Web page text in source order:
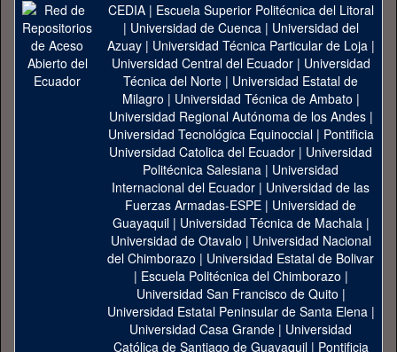
CEDIA| Escuela Superior Politécnica del Litoral
| Universidad de Cuenca| Universidad del
Azuay| Universidad Técnica Particular de Loja|
Universidad Central del Ecuador| Universidad
Técnica del Norte | Universidad Estatal de
Milagro | Universidad Técnica de Ambato |
Universidad Regional Autónoma de los Andes|
Universidad Tecnológica Equinoccial| Pontificia
Universidad Catolica del Ecuador | Universidad
Politécnica Salesiana | Universidad
Internacional del Ecuador | Universidad de las
Fuerzas Armadas-ESPE | Universidad de
Guayaquil| Universidad Técnica de Machala|
Universidad de Otavalo | Universidad Nacional
del Chimborazo | Universidad Estatal de Bolivar
| Escuela Politécnica del Chimborazo |
Universidad San Francisco de Quito |
Universidad Estatal Peninsular de Santa Elena|
Universidad Casa Grande | Universidad
Católica de Santiago de Guayaquil| Pontificia